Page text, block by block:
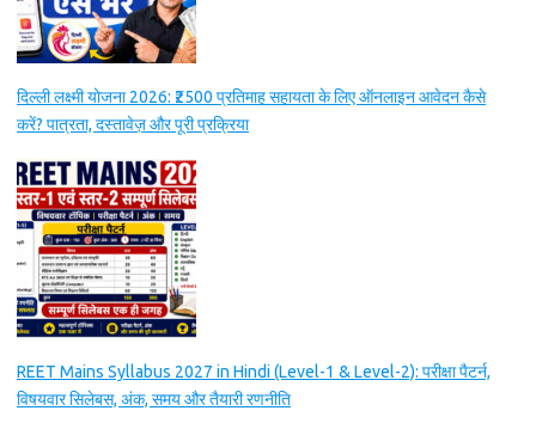
दिल्ली लक्ष्मी योजना 2026: ₹2500 प्रतिमाह सहायता के लिए ऑनलाइन आवेदन कैसे
करें? पात्रता, दस्तावेज़ और पूरी प्रक्रिया
REET Mains Syllabus 2027 in Hindi (Level-1 & Level-2): परीक्षा पैटर्न,
विषयवार सिलेबस, अंक, समय और तैयारी रणनीति